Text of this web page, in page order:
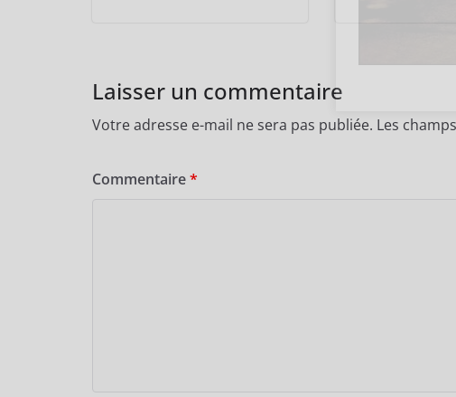
Laisser un commentaire
Votre adresse e-mail ne sera pas publiée. Les
Commentaire*